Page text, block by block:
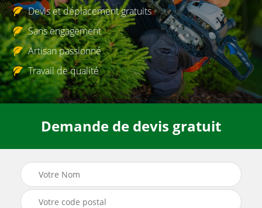
Devis et déplacement gratuits
Sans engagement
Artisan passionné
Travail de qualité
Demande de devis gratuit